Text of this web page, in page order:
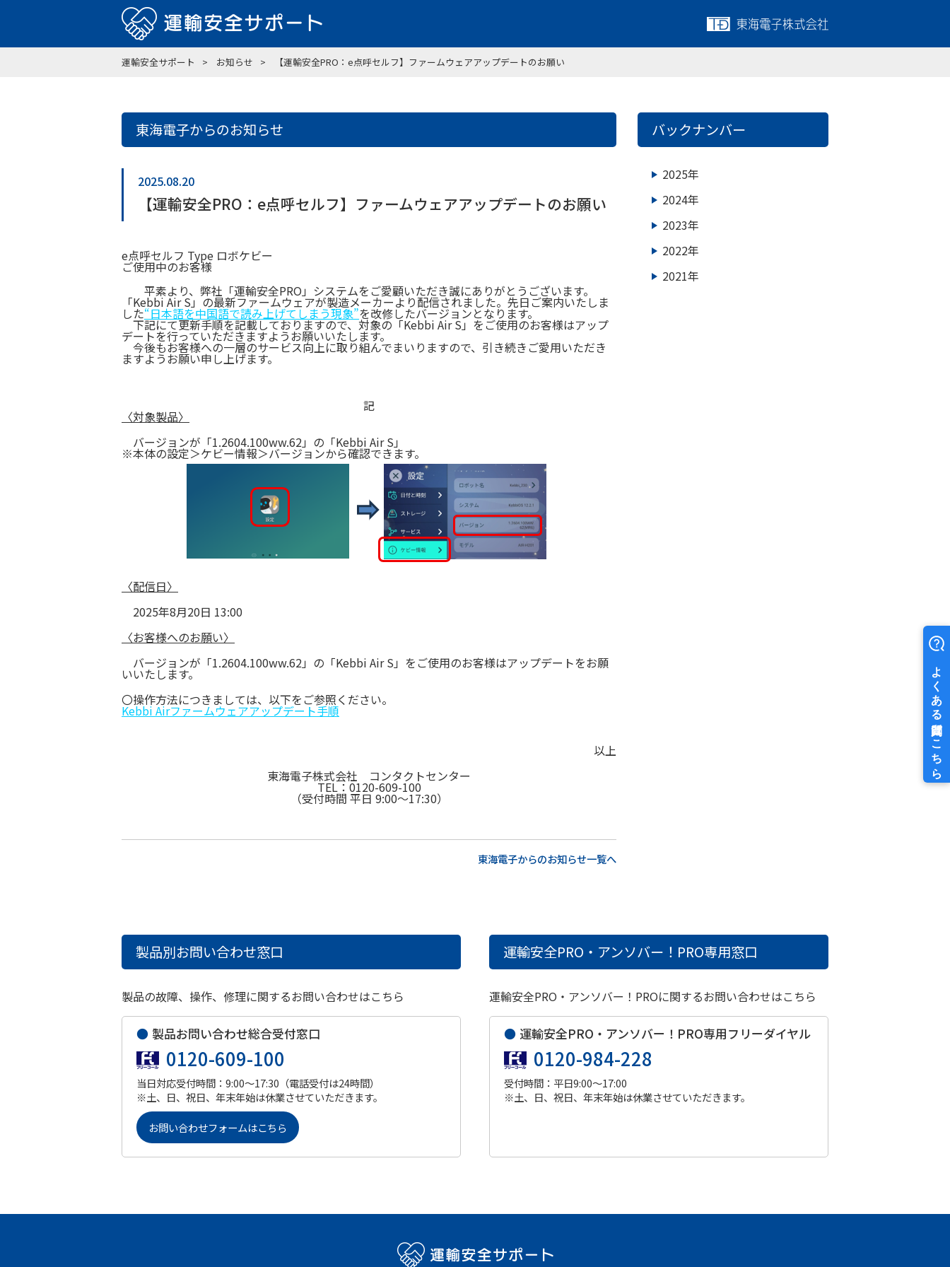
運輸安全サポート お知らせ 【運輸安全PRO：e点呼セルフ】ファームウェアアップデートのお願い
東海電子からのお知らせ
2025.08.20
【運輸安全PRO：e点呼セルフ】ファームウェアアップデートのお願い
e点呼セルフ Type ロボケビー
ご使用中のお客様
平素より、弊社「運輸安全PRO」システムをご愛顧いただき誠にありがとうございます。
「Kebbi Air S」の最新ファームウェアが製造メーカーより配信されました。先日ご案内いたしま
した“日本語を中国語で読み上げてしまう現象”を改修したバージョンとなります。
下記にて更新手順を記載しておりますので、対象の「Kebbi Air S」をご使用のお客様はアップ
デートを行っていただきますようお願いいたします。
今後もお客様への一層のサービス向上に取り組んでまいりますので、引き続きご愛用いただき
ますようお願い申し上げます。
記
〈対象製品〉
バージョンが「1.2604.100ww.62」の「Kebbi Air S」
※本体の設定＞ケビー情報＞バージョンから確認できます。
〈配信日〉
2025年8月20日 13:00
〈お客様へのお願い〉
バージョンが「1.2604.100ww.62」の「Kebbi Air S」をご使用のお客様はアップデートをお願
いいたします。
〇操作方法につきましては、以下をご参照ください。
Kebbi Airファームウェアアップデート手順
以上
東海電子株式会社 コンタクトセンター
TEL：0120-609-100
（受付時間 平日 9:00～17:30）
東海電子からのお知らせ一覧へ
バックナンバー
2025年
2024年
2023年
2022年
2021年
製品別お問い合わせ窓口
製品の故障、操作、修理に関するお問い合わせはこちら
● 製品お問い合わせ総合受付窓口
0120-609-100
当日対応受付時間：9:00～17:30（電話受付は24時間）
※土、日、祝日、年末年始は休業させていただきます。
お問い合わせフォームはこちら
運輸安全PRO・アンソバー！PRO専用窓口
運輸安全PRO・アンソバー！PROに関するお問い合わせはこちら
● 運輸安全PRO・アンソバー！PRO専用フリーダイヤル
0120-984-228
受付時間：平日9:00～17:00
※土、日、祝日、年末年始は休業させていただきます。